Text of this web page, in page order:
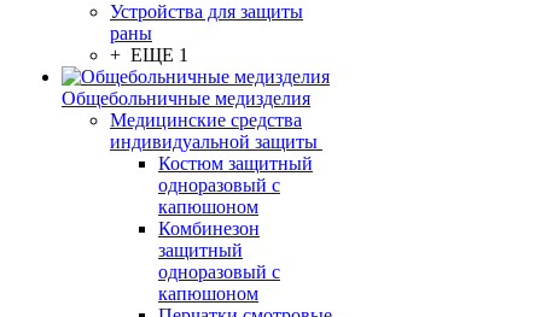
Устройства для защиты
раны
+ ЕЩЕ 1
Общебольничные медизделия
Медицинские средства
индивидуальной защиты
Костюм защитный
одноразовый с
капюшоном
Комбинезон
защитный
одноразовый с
капюшоном